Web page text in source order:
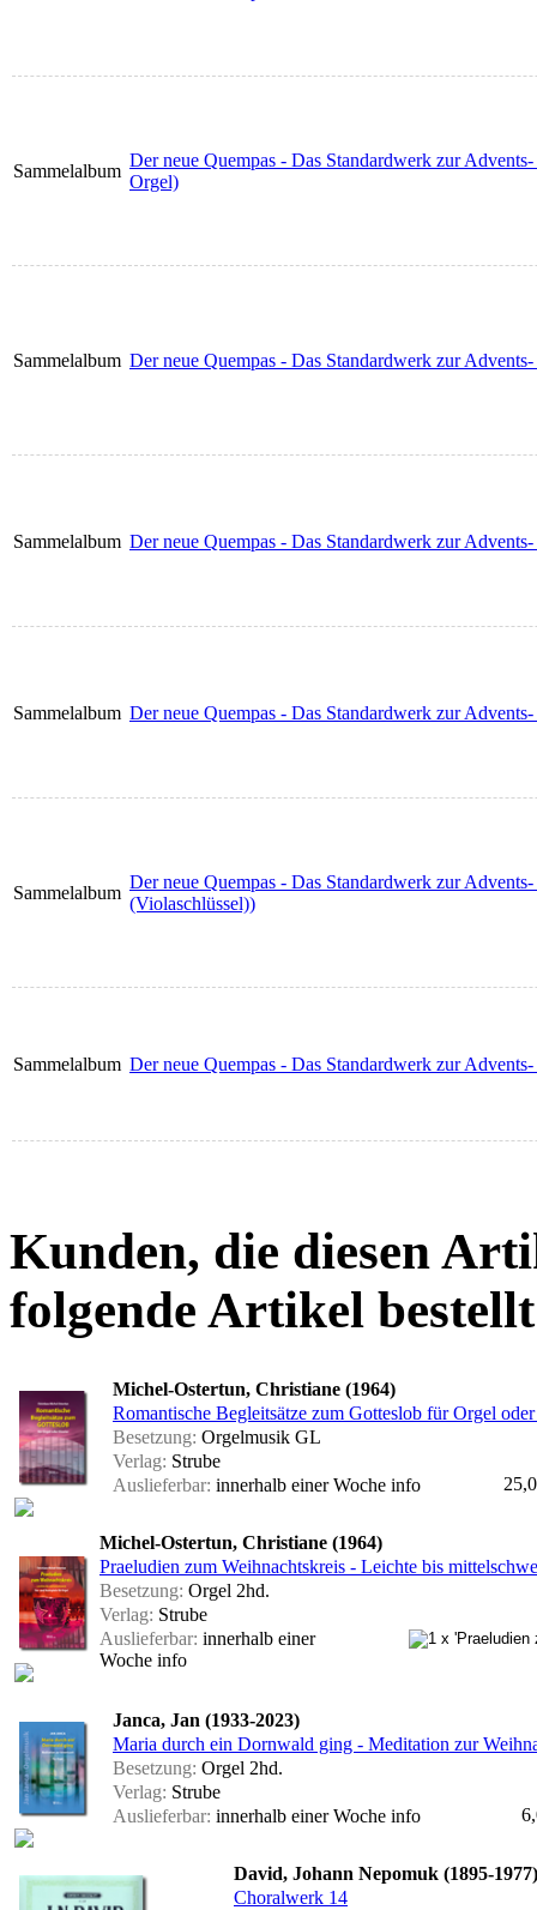
Sammelalbum
Der neue Quempas - Das Standardwerk zur
Orgel)
Sammelalbum Der neue Quempas - Das Standardwerk zur
Sammelalbum Der neue Quempas - Das Standardwerk zur
Sammelalbum Der neue Quempas - Das Standardwerk zur
Sammelalbum
Der neue Quempas - Das Standardwerk zur
(Violaschlüssel))
Sammelalbum Der neue Quempas - Das Standardwerk zur
Kunden, die diesen
folgende Artikel
Michel-Ostertun, Christiane (1964)
Romantische Begleitsätze zum Gotteslob für Orgel
Besetzung: Orgelmusik GL
Verlag: Strube
Auslieferbar: innerhalb einer Woche info
Michel-Ostertun, Christiane (1964)
Praeludien zum Weihnachtskreis - Leichte bis
Besetzung: Orgel 2hd.
Verlag: Strube
Auslieferbar: innerhalb einer
Woche info
Janca, Jan (1933-2023)
Maria durch ein Dornwald ging - Meditation zur
Besetzung: Orgel 2hd.
Verlag: Strube
Auslieferbar: innerhalb einer Woche info
David, Johann Nepomuk (1895-1977)
Choralwerk 14